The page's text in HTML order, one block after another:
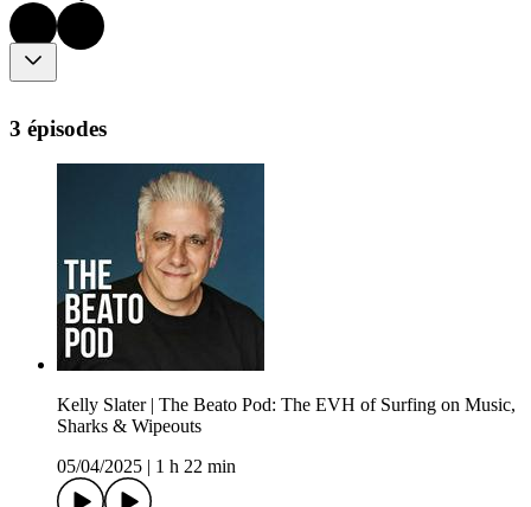
3 épisodes
Kelly Slater | The Beato Pod: The EVH of Surfing on Music,
Sharks & Wipeouts
05/04/2025
1 h 22 min